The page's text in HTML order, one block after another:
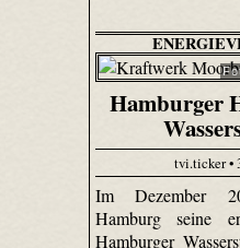
Hamburger
tvi.ticker •
Im Dezember
Hamburg seine
Hamburger